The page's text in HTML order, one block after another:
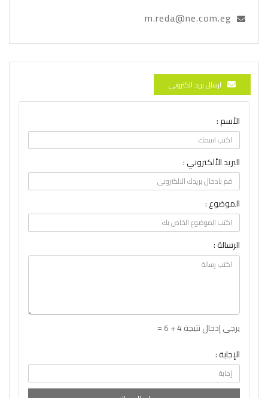
m.reda@ne.com.eg
ارسال بريد الكتروني
الأسم :
البريد الألكتروني :
الموضوع :
الرسالة :
يرجى إدخال نتيجة 4 + 6 =
الإجابة :